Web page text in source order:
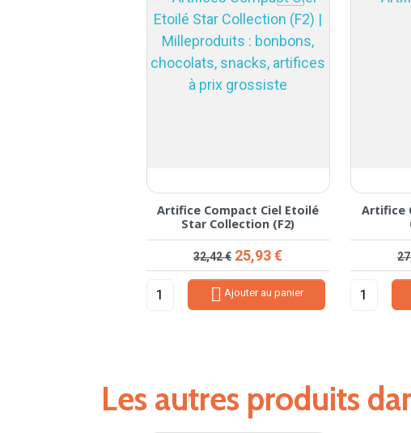
Artifice Compact Ciel Etoilé
Star Collection (F2)
Prix de base
32,42 € Prix
25,93 €
 Ajouter au panier
Artifice
Les autres produits